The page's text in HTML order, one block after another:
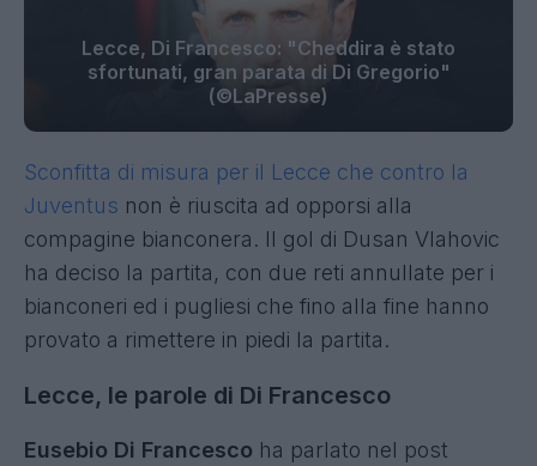
Lecce, Di Francesco: "Cheddira è stato
sfortunati, gran parata di Di Gregorio"
(©LaPresse)
Sconfitta di misura per il Lecce che contro la
Juventus non è riuscita ad opporsi alla
compagine bianconera. Il gol di Dusan Vlahovic
ha deciso la partita, con due reti annullate per i
bianconeri ed i pugliesi che fino alla fine hanno
provato a rimettere in piedi la partita.
Lecce, le parole di Di Francesco
Eusebio Di Francesco ha parlato nel post